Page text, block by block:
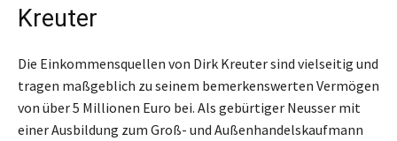
Kreuter
Die Einkommensquellen von Dirk Kreuter sind vielseitig und
tragen maßgeblich zu seinem bemerkenswerten Vermögen
von über 5 Millionen Euro bei. Als gebürtiger Neusser mit
einer Ausbildung zum Groß- und Außenhandelskaufmann